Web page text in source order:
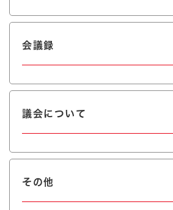
会議録
議会について
その他